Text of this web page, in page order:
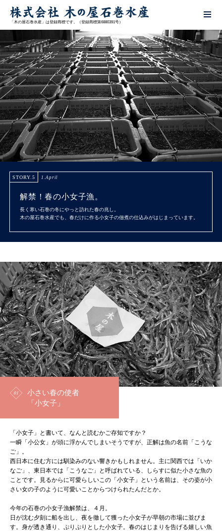
「木の屋石巻水産」は登録商標です。（登録商標第6880391号）
STORY
ストーリー
ABOUT
木の屋石巻水産について
THANKS
メッセージ
SHOP
取扱い店舗
解禁！春の小女子漁。
STORY.5 1.April
解禁！春の小女子漁。
長く寒い石巻の冬にやっと訪れた春の兆し。
木の屋石巻水産でも、春だけに作る小女子の佃煮の仕込みがはじまっています。
小さい春の使者
「小女子」
「小女子」と書いて、なんと読むかご存知ですか？
一瞬「小公女」が頭に浮かんでしまいそうですが、正解は魚の名前「こうな
ご」。
西日本に住む方には馴染みのない響きかもしれません。主に関西では「いか
なご」、東日本では「こうなご」と呼ばれている、しらすに似た小さな魚の
ことです。見るからに可愛らしいこの「小女子」という名前は、その姿が小
さい女の子のように可愛いことからつけられたんだとか。
今年の石巻の小女子漁解禁は、４月。
日が沈む夕刻に船を出し、夜を徹して獲った小女子が早朝の市場に並びま
す。身が透き通り、ぷりぷりとした小女子。春のはじまりを告げる嬉しい魚